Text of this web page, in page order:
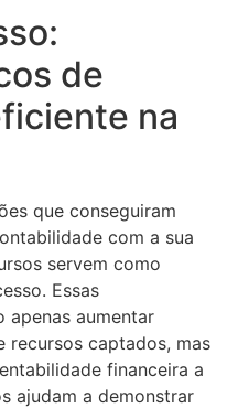
de
na
que conseguiram
com a sua
servem como
Essas
apenas aumentar
recursos captados, mas
financeira a
ajudam a demonstrar